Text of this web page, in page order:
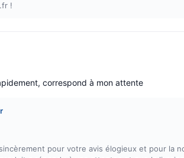
!
correspond à mon attente
pour votre avis élogieux et pour la